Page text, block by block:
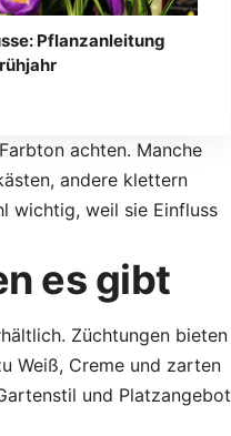
Pflanzanleitung
achten. Manche
andere klettern
wichtig, weil sie Einfluss
es gibt
Züchtungen bieten
Weiß, Creme und zarten
und Platzangebot